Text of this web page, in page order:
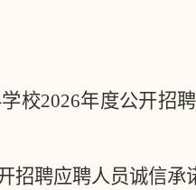
校2026年度公开招
招聘应聘人员诚信承